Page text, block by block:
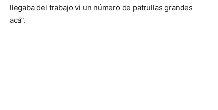
llegaba del trabajo vi un número de patrullas grandes
acá”.